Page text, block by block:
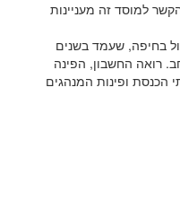
למוסד זה מעניינות
בחיפה, שעמד בשנים
רואה החשבון, הפינה
ופינות המנהגים